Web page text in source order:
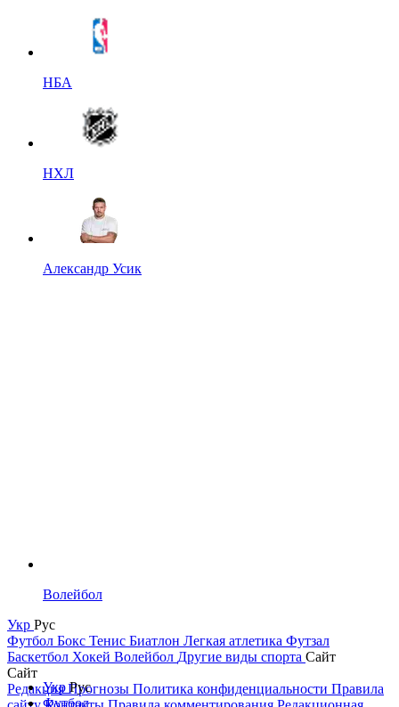
НБА
НХЛ
Александр Усик
Волейбол
Укр Рус
Футбол Бокс Тенис Биатлон Легкая атлетика Футзал
Баскетбол Хокей Волейбол Другие виды спорта Сайт
Сайт
РедакцияПрогнозы Политика конфиденциальности Правила
УкрРус
Футбол